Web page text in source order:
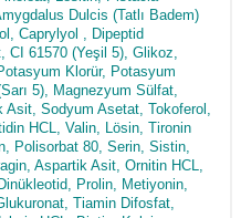
Dulcis (Tatlı Badem)
Caprylyol , Dipeptid
CI 61570 (Yeşil 5), Glikoz,
Klorür, Potasyum
5), Magnezyum Sülfat,
Sodyum Asetat, Tokoferol,
HCL, Valin, Lösin, Tironin
Polisorbat 80, Serin, Sistin,
Aspartik Asit, Ornitin HCL,
Prolin, Metiyonin,
Tiamin Difosfat,